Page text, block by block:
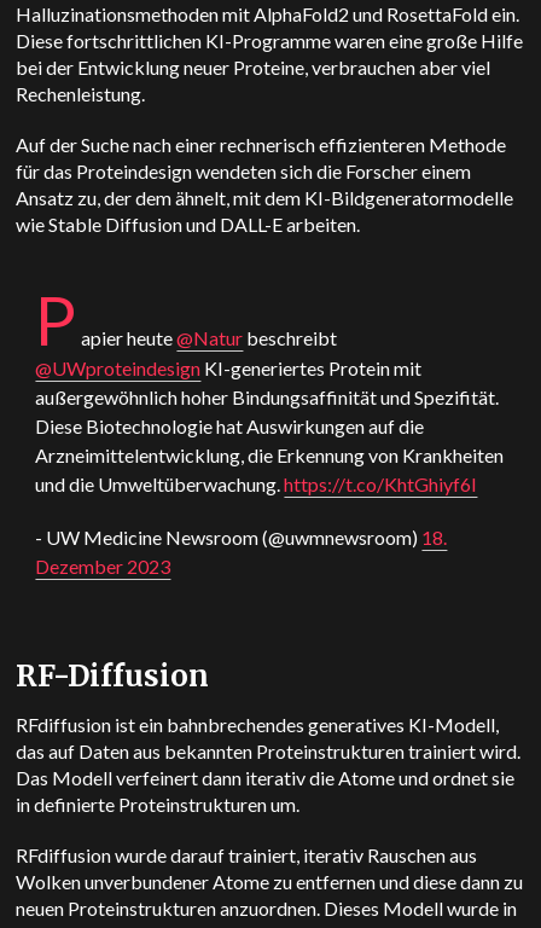
Halluzinationsmethoden mit AlphaFold2 und RosettaFold ein.
Diese fortschrittlichen KI-Programme waren eine große Hilfe
bei der Entwicklung neuer Proteine, verbrauchen aber viel
Rechenleistung.
Auf der Suche nach einer rechnerisch effizienteren Methode
für das Proteindesign wendeten sich die Forscher einem
Ansatz zu, der dem ähnelt, mit dem KI-Bildgeneratormodelle
wie Stable Diffusion und DALL-E arbeiten.
P apier heute@Natur beschreibt
@UWproteindesign KI-generiertes Protein mit
außergewöhnlich hoher Bindungsaffinität und Spezifität.
Diese Biotechnologie hat Auswirkungen auf die
Arzneimittelentwicklung, die Erkennung von Krankheiten
und die Umweltüberwachung.https://t.co/KhtGhiyf6I
- UW Medicine Newsroom (@uwmnewsroom) 18.
Dezember 2023
RF-Diffusion
RFdiffusion ist ein bahnbrechendes generatives KI-Modell,
das auf Daten aus bekannten Proteinstrukturen trainiert wird.
Das Modell verfeinert dann iterativ die Atome und ordnet sie
in definierte Proteinstrukturen um.
RFdiffusion wurde darauf trainiert, iterativ Rauschen aus
Wolken unverbundener Atome zu entfernen und diese dann zu
neuen Proteinstrukturen anzuordnen. Dieses Modell wurde in